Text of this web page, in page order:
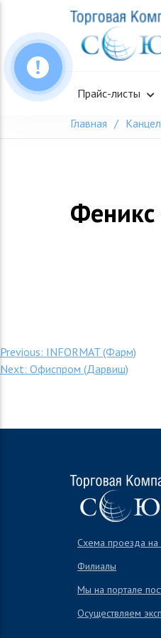
content
Прайс-листы
Главная
Навигация
записям
Previous: INFORMAT (Фарм)
Next: Офиспром (Дарвиш)
Схема проезда на
Филиалы
Мы на портале
Осуществляем